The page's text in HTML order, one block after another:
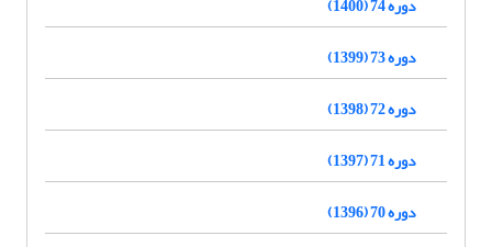
دوره 73 (1399)
دوره 72 (1398)
دوره 71 (1397)
دوره 70 (1396)